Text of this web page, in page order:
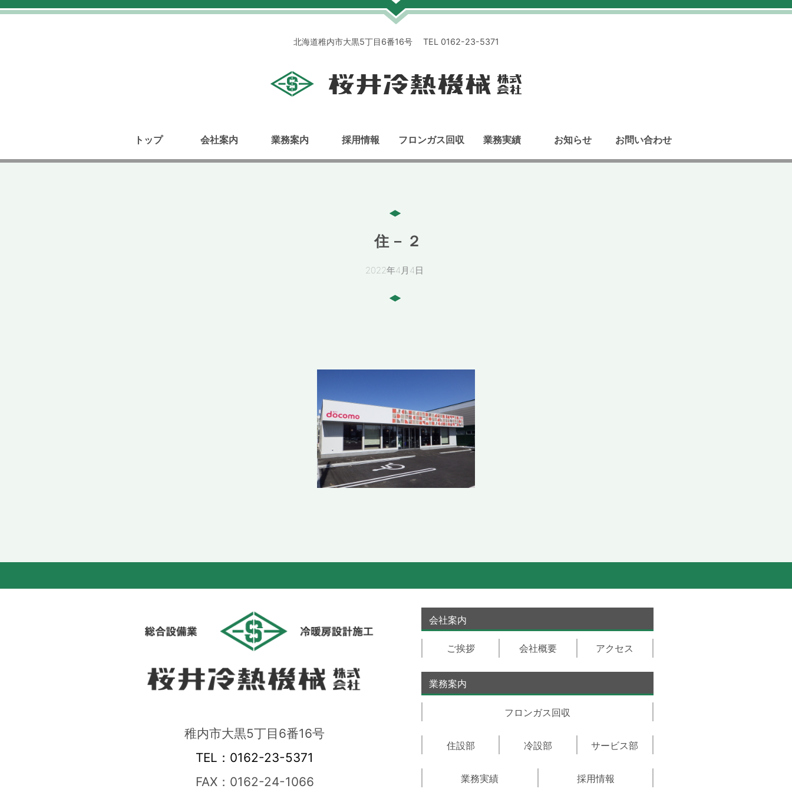
北海道稚内市大黒5丁目6番16号 TEL 0162-23-5371
トップ 会社案内 業務案内 採用情報 フロンガス回収 業務実績 お知らせ お問い合わせ
住－２
2022年4月4日
稚内市大黒5丁目6番16号
TEL：0162-23-5371
FAX：0162-24-1066
会社案内
ご挨拶 会社概要 アクセス
業務案内
フロンガス回収
住設部 冷設部 サービス部
業務実績 採用情報